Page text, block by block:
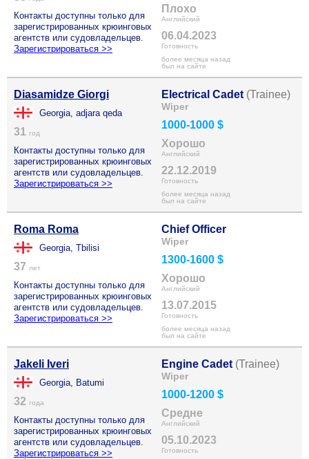
Контакты доступны только для
зарегистрированных крюинговых
агентств или судовладельцев.
Зарегистрироваться >>
Плохо
Английский
06.04.2023
Готовность
более месяца назад
был на сайте
Diasamidze Giorgi
Georgia, adjara qeda
31 год
Контакты доступны только для
зарегистрированных крюинговых
агентств или судовладельцев.
Зарегистрироваться >>
Electrical Cadet (Trainee)
Wiper
1000-1000 $
Хорошо
Английский
22.12.2019
Готовность
более месяца назад
был на сайте
Roma Roma
Georgia, Tbilisi
37 лет
Контакты доступны только для
зарегистрированных крюинговых
агентств или судовладельцев.
Зарегистрироваться >>
Chief Officer
Wiper
1300-1600 $
Хорошо
Английский
13.07.2015
Готовность
более месяца назад
был на сайте
Jakeli Iveri
Georgia, Batumi
32 года
Контакты доступны только для
зарегистрированных крюинговых
агентств или судовладельцев.
Зарегистрироваться >>
Engine Cadet (Trainee)
Wiper
1000-1200 $
Средне
Английский
05.10.2023
Готовность